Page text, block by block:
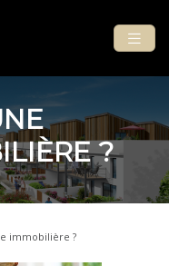
?
immobilière ?